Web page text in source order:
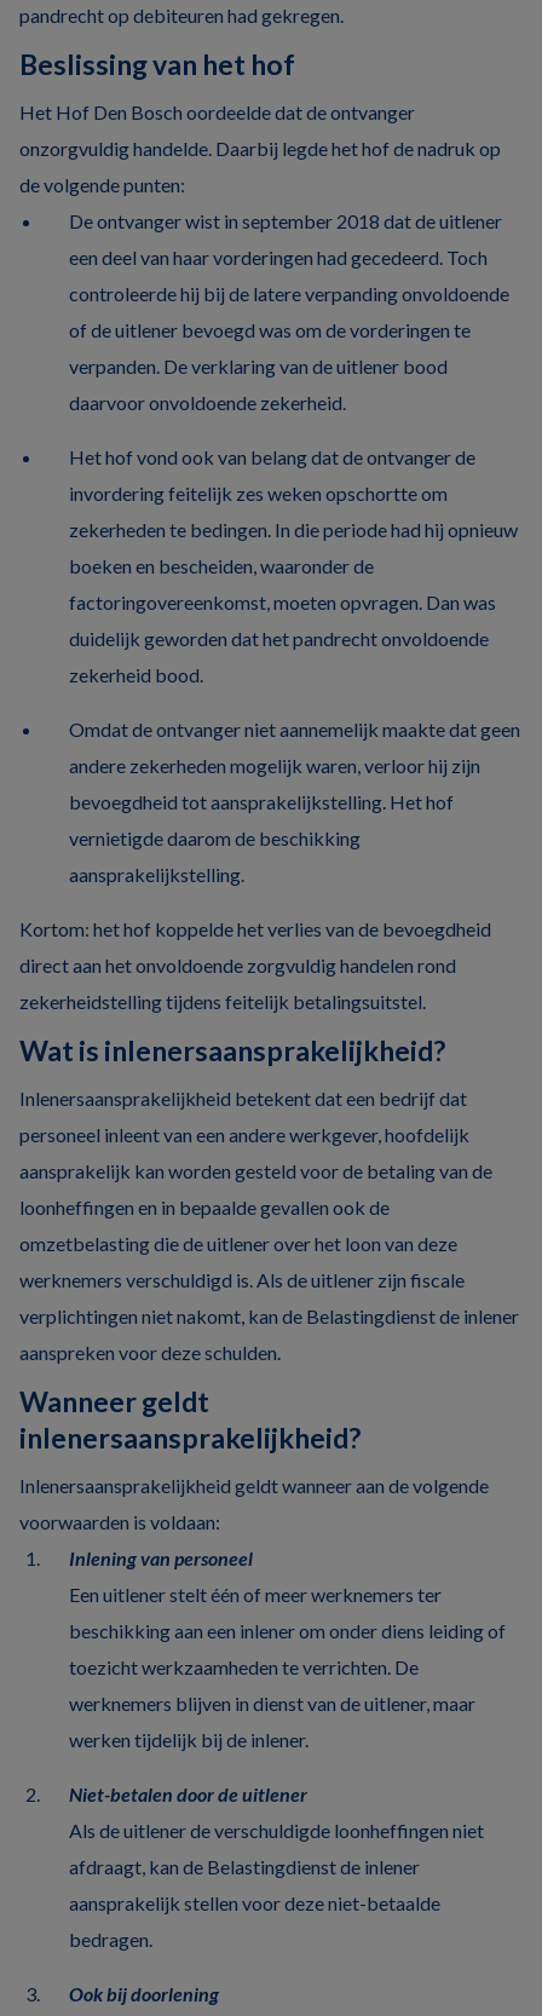
pandrecht op debiteuren had gekregen.
Beslissing van het hof
Het Hof Den Bosch oordeelde dat de ontvanger
onzorgvuldig handelde. Daarbij legde het hof de nadruk op
de volgende punten:
De ontvanger wist in september 2018 dat de uitlener
een deel van haar vorderingen had gecedeerd. Toch
controleerde hij bij de latere verpanding onvoldoende
of de uitlener bevoegd was om de vorderingen te
verpanden. De verklaring van de uitlener bood
daarvoor onvoldoende zekerheid.
Het hof vond ook van belang dat de ontvanger de
invordering feitelijk zes weken opschortte om
zekerheden te bedingen. In die periode had hij opnieuw
boeken en bescheiden, waaronder de
factoringovereenkomst, moeten opvragen. Dan was
duidelijk geworden dat het pandrecht onvoldoende
zekerheid bood.
Omdat de ontvanger niet aannemelijk maakte dat geen
andere zekerheden mogelijk waren, verloor hij zijn
bevoegdheid tot aansprakelijkstelling. Het hof
vernietigde daarom de beschikking
aansprakelijkstelling.
Kortom: het hof koppelde het verlies van de bevoegdheid
direct aan het onvoldoende zorgvuldig handelen rond
zekerheidstelling tijdens feitelijk betalingsuitstel.
Wat is inlenersaansprakelijkheid?
Inlenersaansprakelijkheid betekent dat een bedrijf dat
personeel inleent van een andere werkgever, hoofdelijk
aansprakelijk kan worden gesteld voor de betaling van de
loonheffingen en in bepaalde gevallen ook de
omzetbelasting die de uitlener over het loon van deze
werknemers verschuldigd is. Als de uitlener zijn fiscale
verplichtingen niet nakomt, kan de Belastingdienst de inlener
aanspreken voor deze schulden.
Wanneer geldt
inlenersaansprakelijkheid?
Inlenersaansprakelijkheid geldt wanneer aan de volgende
voorwaarden is voldaan:
Inlening van personeel
Een uitlener stelt één of meer werknemers ter
beschikking aan een inlener om onder diens leiding of
toezicht werkzaamheden te verrichten. De
werknemers blijven in dienst van de uitlener, maar
werken tijdelijk bij de inlener.
Niet-betalen door de uitlener
Als de uitlener de verschuldigde loonheffingen niet
afdraagt, kan de Belastingdienst de inlener
aansprakelijk stellen voor deze niet-betaalde
bedragen.
Ook bij doorlening